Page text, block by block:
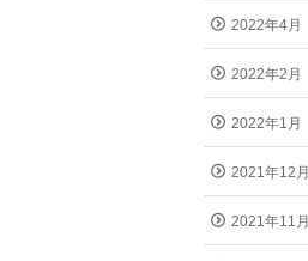
2022年4月
2022年2月
2022年1月
2021年12月
2021年11月